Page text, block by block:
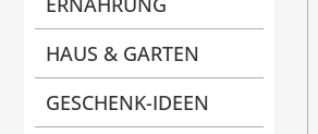
HAUS & GARTEN
GESCHENK-IDEEN